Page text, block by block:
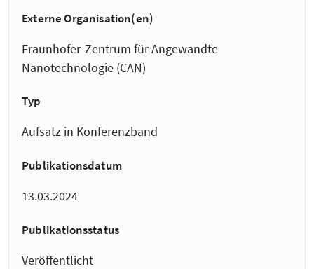
Externe Organisation(en)
Fraunhofer-Zentrum für Angewandte
Nanotechnologie (CAN)
Typ
Aufsatz in Konferenzband
Publikationsdatum
13.03.2024
Publikationsstatus
Veröffentlicht